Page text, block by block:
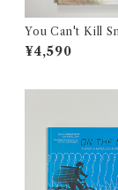
You Can't Kill
¥4,590